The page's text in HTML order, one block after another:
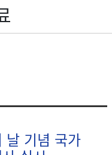
날 기념 국가